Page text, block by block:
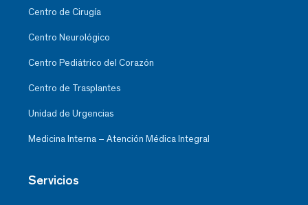
Centro de Cirugía
Centro Neurológico
Centro Pediátrico del Corazón
Centro de Trasplantes
Unidad de Urgencias
Medicina Interna – Atención Médica Integral
Servicios